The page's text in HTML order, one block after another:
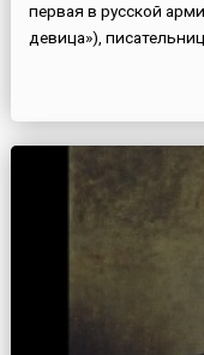
первая в русской
девица»),